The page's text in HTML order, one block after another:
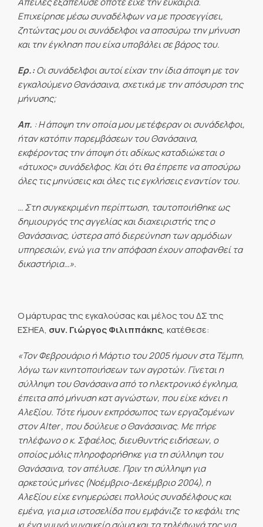
Επιχείρησε μέσω συναδέλφων να με προσεγγίσει,
ζητώντας μου οι συνάδελφοι να αποσύρω την μήνυση
και την έγκληση που είχα υποβάλει σε βάρος του.
Ερ.:Οι συνάδελφοι αυτοί είχαν την ίδια άποψη με τον
εγκαλούμενο Θανάσαινα, σχετικά με την απόσυρση της
μήνυσης;
Απ. : Η άποψη την οποία μου μετέφεραν οι συνάδελφοι,
ήταν κατόπιν παρεμβάσεων του Θανάσαινα,
εκφέροντας την άποψη ότι αδίκως καταδιώκεται ο
«άτυχος» συνάδελφος. Και ότι θα έπρεπε να αποσύρω
όλες τις μηνύσεις και όλες τις εγκλήσεις εναντίον του.
… Στη συγκεκριμένη περίπτωση, ταυτοποιήθηκε ως
δημιουργός της αγγελίας και διαχειριστής της ο
Θανάσαινας, ύστερα από διερεύνηση των αρμόδιων
υπηρεσιών, ενώ για την απόφαση έχουν αποφανθεί τα
δικαστήρια…».
Ο μάρτυρας της εγκαλούσας και μέλος του ΔΣ της
ΕΣΗΕΑ, συν. Γιώργος Φιλιππάκης, κατέθεσε:
«Τον Φεβρουάριο ή Μάρτιο του 2005 ήμουν στα Τέμπη,
λόγω των κινητοποιήσεων των αγροτών. Γίνεται η
σύλληψη του Θανάσαινα από το ηλεκτρονικό έγκλημα,
έπειτα από μήνυση κατ αγνώστων, που είχε κάνει η
Αλεξίου. Τότε ήμουν εκπρόσωπος των εργαζομένων
στονAlter, που δούλευε ο Θανάσαινας. Με πήρε
τηλέφωνο ο κ. Σφαέλος, διευθυντής ειδήσεων, ο
οποίος μόλις πληροφορήθηκε για τη σύλληψη του
Θανάσαινα, τον απέλυσε. Πριν τη σύλληψη για
αρκετούς μήνες (Νοέμβριο-Δεκέμβριο 2004), η
Αλεξίου είχε ενημερώσει πολλούς συναδέλφους και
εμένα, για μια ιστοσελίδα που εμφάνιζε το κεφάλι της